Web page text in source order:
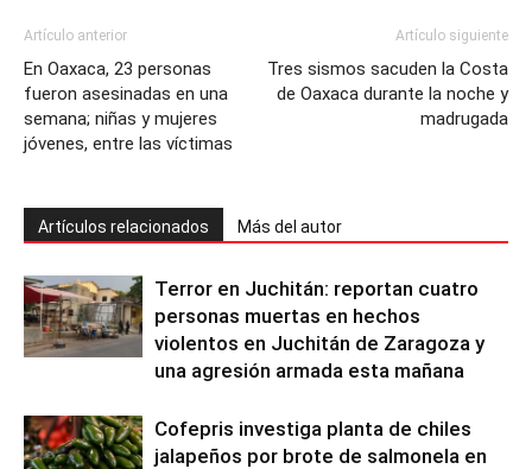
Artículo anterior
En Oaxaca, 23 personas
fueron asesinadas en una
semana; niñas y mujeres
jóvenes, entre las víctimas
Artículo siguiente
Tres sismos sacuden la Costa
de Oaxaca durante la noche y
madrugada
Artículos relacionados Más del autor
Terror en Juchitán: reportan cuatro
personas muertas en hechos
violentos en Juchitán de Zaragoza y
una agresión armada esta mañana
Cofepris investiga planta de chiles
jalapeños por brote de salmonela en